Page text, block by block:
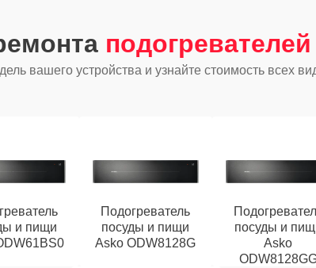
вашего устройства и узнайте стоимость всех
и пищи
Подогреватель
посуды и пищи
Asko ODW8128G
посуды и
Asko